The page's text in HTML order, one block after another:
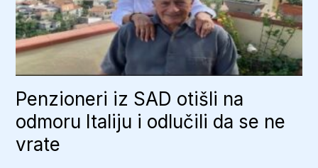
Penzioneri iz SAD otišli na
odmoru Italiju i odlučili da se ne
vrate